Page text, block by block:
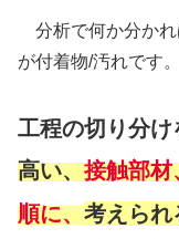
分析で何か分かれ
が付着物/汚れです。
工程の切り分け
高い、接触部材
順に、考えられ